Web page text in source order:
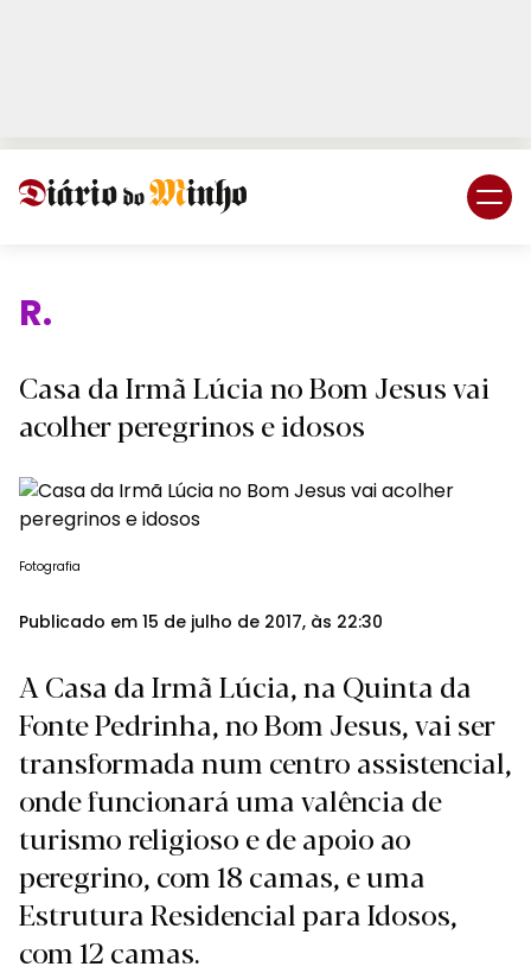
Reli
Casa da Irmã Lúcia no Bom Jesus vai
acolher peregrinos e idosos
Fotografia
Publicado em 15 de julho de 2017, às 22:30
A Casa da Irmã Lúcia, na Quinta da
Fonte Pedrinha, no Bom Jesus, vai ser
transformada num centro assistencial,
onde funcionará uma valência de
turismo religioso e de apoio ao
peregrino, com 18 camas, e uma
Estrutura Residencial para Idosos,
com 12 camas.